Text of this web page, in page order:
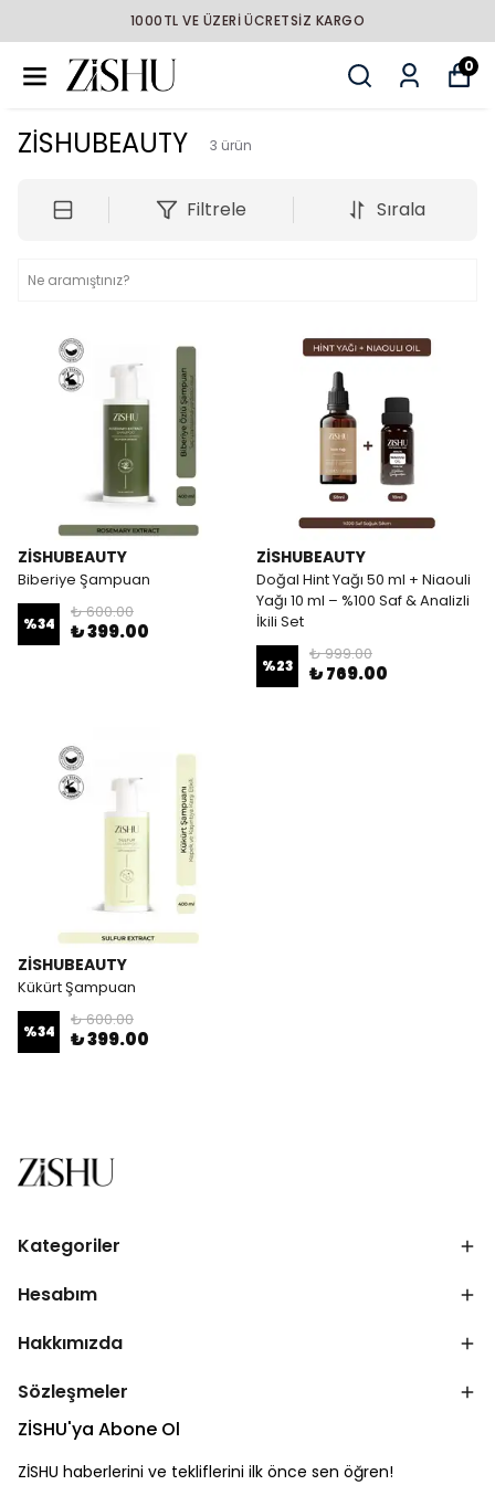
1000TL VE ÜZERİ ÜCRETSİZ KARGO
0
ZİSHUBEAUTY 3 ürün
Filtrele Sırala
ZİSHUBEAUTY
Biberiye Şampuan
%34
₺ 600.00
₺ 399.00
ZİSHUBEAUTY
Doğal Hint Yağı 50 ml + Niaouli
Yağı 10 ml – %100 Saf & Analizli
İkili Set
%23
₺ 999.00
₺ 769.00
ZİSHUBEAUTY
Kükürt Şampuan
%34
₺ 600.00
₺ 399.00
Kategoriler
Hesabım
Hakkımızda
Sözleşmeler
ZİSHU'ya Abone Ol
ZİSHU haberlerini ve tekliflerini ilk önce sen öğren!